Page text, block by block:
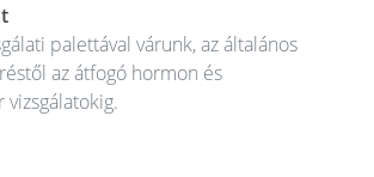
palettával várunk, az általános
az átfogó hormon és